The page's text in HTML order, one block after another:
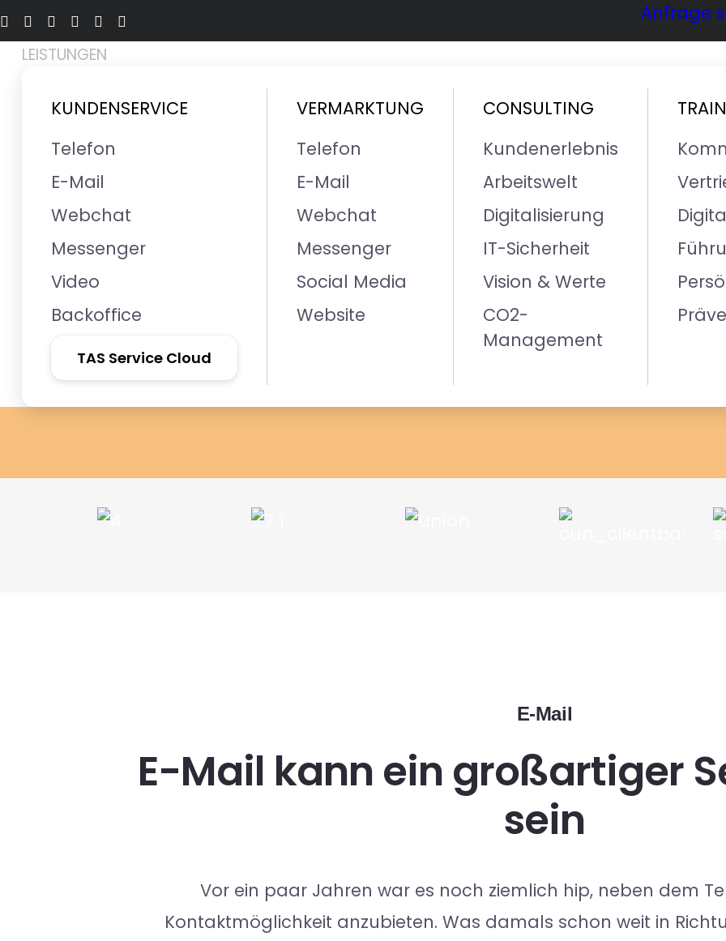
Anfrage
LEISTUNGEN
KUNDENSERVICE
Telefon
E-Mail
Webchat
Messenger
Video
Backoffice
TAS Service Cloud
VERMARKTUNG
Telefon
E-Mail
Webchat
Messenger
Social Media
Website
CONSULTING
Kundenerlebnis
Arbeitswelt
Digitalisierung
IT-Sicherheit
Vision & Werte
CO2-
Management
KUNDENSERVICE | E-MAIL
Weil jeder Kunde
wichtig ist
Auch heute noch kann jede E-Mail eine Chance
sein, einen Kunden zu gewinnen oder zu halten.
E-Mail
E-Mail kann ein großartiger
sein
Vor ein paar Jahren war es noch ziemlich hip, neben dem
Kontaktmöglichkeit anzubieten. Was damals schon weit in